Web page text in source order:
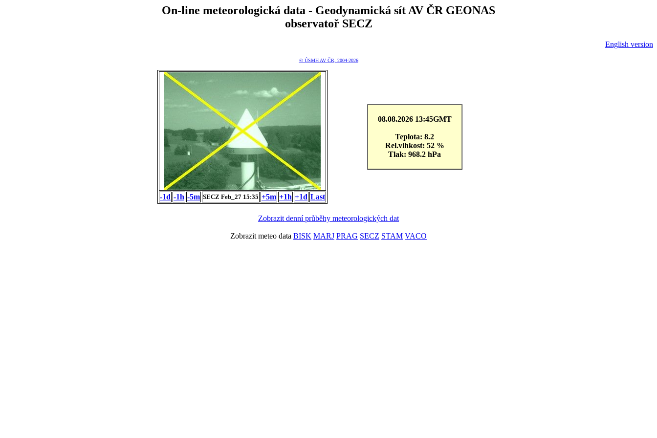
On-line meteorologická data - Geodynamická sít AV ČR GEONAS
observatoř SECZ
English version
© ÚSMH AV ČR, 2004-2026
-1d -1h -5m SECZ Feb_27 15:35 +5m +1h +1d Last
08.08.2026 13:45GMT
Teplota: 8.2
Rel.vlhkost: 52 %
Tlak: 968.2 hPa
Zobrazit denní průběhy meteorologických dat
Zobrazit meteo data BISK MARJ PRAG SECZ STAM VACO